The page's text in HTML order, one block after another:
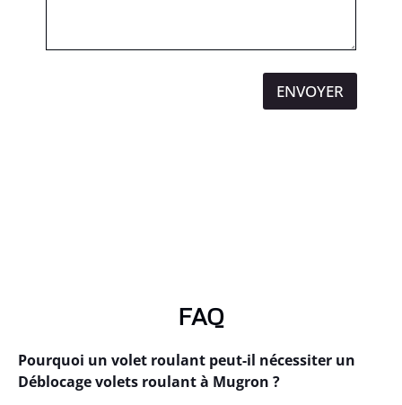
ENVOYER
FAQ
Pourquoi un volet roulant peut-il nécessiter un
Déblocage volets roulant à Mugron ?